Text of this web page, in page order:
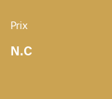
Prix
N.C